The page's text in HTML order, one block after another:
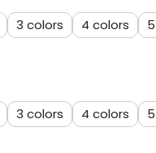
3 4
5
3 4
5